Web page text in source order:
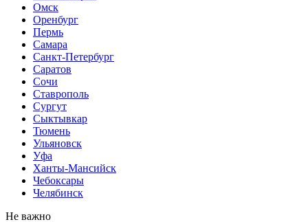
Омск
Оренбург
Пермь
Самара
Санкт-Петербург
Саратов
Сочи
Ставрополь
Сургут
Сыктывкар
Тюмень
Ульяновск
Уфа
Ханты-Мансийск
Чебоксары
Челябинск
Не важно